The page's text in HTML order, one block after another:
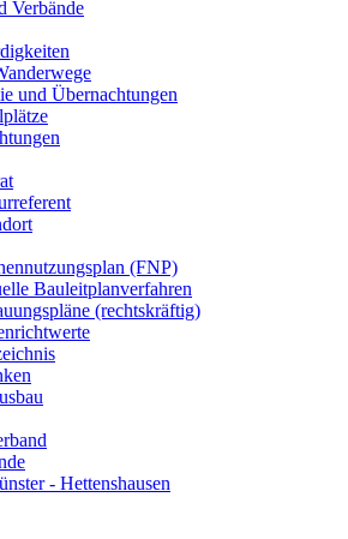
Verbände
und Übernachtungen
(FNP)
Bauleitplanverfahren
(rechtskräftig)
- Hettenshausen